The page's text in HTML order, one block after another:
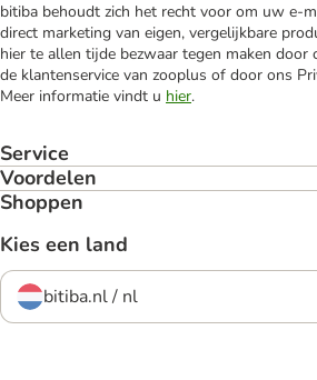
bitiba behoudt zich het recht voor om uw e-
direct marketing van eigen, vergelijkbare
hier te allen tijde bezwaar tegen maken door
de klantenservice van zooplus of door ons
Meer informatie vindt u hier.
Service
Voordelen
Shoppen
Kies een land
bitiba.nl / nl